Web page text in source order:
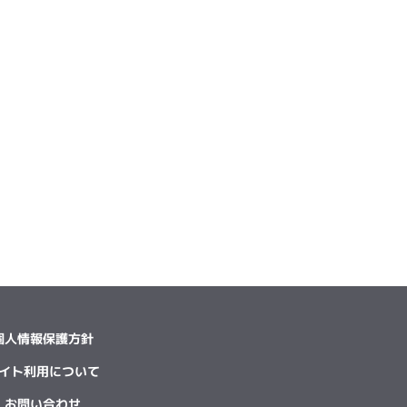
人情報保護方針
ト利用について
お問い合わせ